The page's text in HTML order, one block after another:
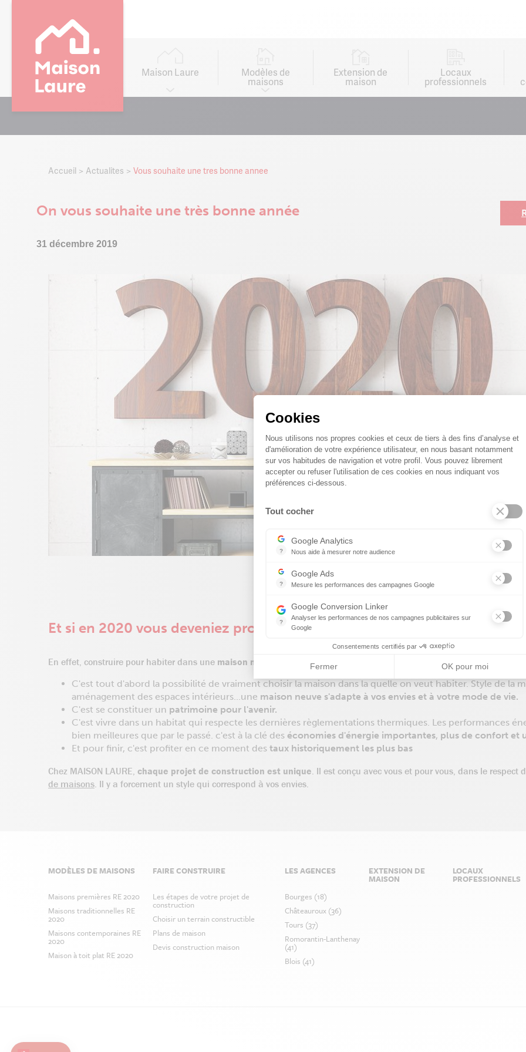
Go to
Maison Laure Modèles de
maisons
Extension de
maison
Locaux
professionnels
Accueil Actualites Vous souhaite une tres bonne annee
On vous souhaite une très bonne année
31 décembre 2019
Et si en 2020 vous deveniez propriétaire d'une maison neuve ?
En effet, construire pour habiter dans une maison neuve apporte un certains nombre d'avantages
C'est tout d'abord la possibilité de vraiment choisir la maison dans la quelle on veut habiter. Style de la
aménagement des espaces intérieurs...une maison neuve s'adapte à vos envies et à votre mode de vie.
C'est se constituer un patrimoine pour l'avenir.
C'est vivre dans un habitat qui respecte les dernières règlementations thermiques. Les performances
bien meilleures que par le passé. c'est à la clé des économies d'énergie importantes, plus de confort et
Et pour finir, c'est profiter en ce moment des taux historiquement les plus bas
Chez MAISON LAURE, chaque projet de construction est unique. Il est conçu avec vous et pour vous, dans le respect
de maisons. Il y a forcement un style qui correspond à vos envies.
Prefooter
MODÈLES DE MAISONS
Maisons premières RE 2020
Maisons traditionnelles RE
2020
Maisons contemporaines RE
2020
Maison à toit plat RE 2020
FAIRE CONSTRUIRE
Les étapes de votre projet de
construction
Choisir un terrain constructible
Plans de maison
Devis construction maison
LES AGENCES
Bourges (18)
Châteauroux (36)
Tours (37)
Romorantin-Lanthenay
(41)
Blois (41)
EXTENSION DE
MAISON
LOCAUX
PROFESSIONNELS
Cookies
Plateforme de Gestion du
Nous utilisons nos propres cookies et ceux de tiers à des fins d’analyse et
d'amélioration de votre expérience utilisateur, en nous basant notamment
sur vos habitudes de navigation et votre profil. Vous pouvez librement
accepter ou refuser l'utilisation de ces cookies en nous indiquant vos
préférences ci-dessous.
Tout cocher
?
Google Analytics
Nous aide à mesurer notre audience
?
Google Ads
Mesure les performances des campagnes Google
?
Google Conversion Linker
Analyser les performances de nos campagnes publicitaires sur
Google
Consentements certifiés par
Fermer OK pour moi